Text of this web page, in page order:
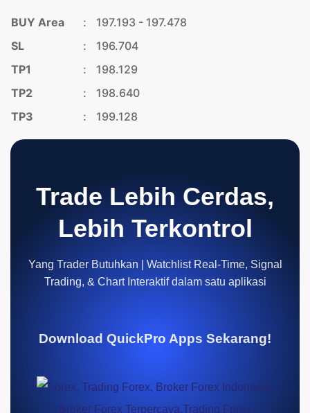
BUY Area :
197.193 - 197.478
SL
:
196.704
TP1
:
198.129
TP2
:
198.640
TP3
: 199.128
Trade Lebih Cerdas,
Lebih Terkontrol
Yang Trader Butuhkan | Watchlist Real-Time, Signal
Trading, & Chart Interaktif dalam satu aplikasi
Download QuickPro Apps Sekarang!